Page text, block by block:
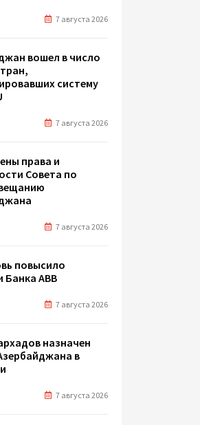
7 августа 2026
вошел в число
систему
7 августа 2026
права и
Совета по
7 августа 2026
повысило
Банка ABB
7 августа 2026
назначен
в
7 августа 2026